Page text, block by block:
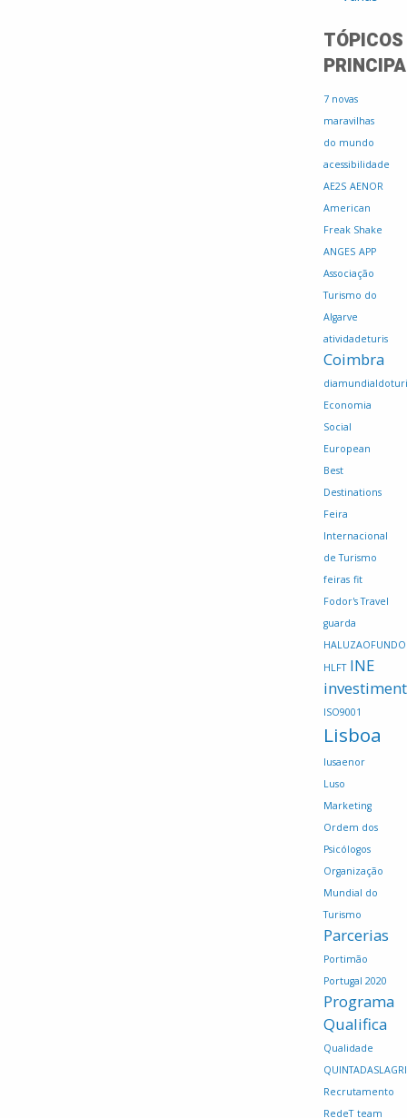
TÓPICOS
7 novas
maravilhas
do mundo
acessibilidade
AE2S AENOR
American
Freak Shake
ANGES APP
Associação
Turismo do
Algarve
atividadeturis
Coimbra
Economia
Social
European
Best
Destinations
Feira
Internacional
de Turismo
feiras fit
Fodor's Travel
guarda
HLFT INE
ISO9001
Lisboa
lusaenor
Luso
Marketing
Ordem dos
Psicólogos
Organização
Mundial do
Turismo
Parcerias
Portimão
Portugal 2020
Programa
Qualifica
Qualidade
Recrutamento
RedeT team